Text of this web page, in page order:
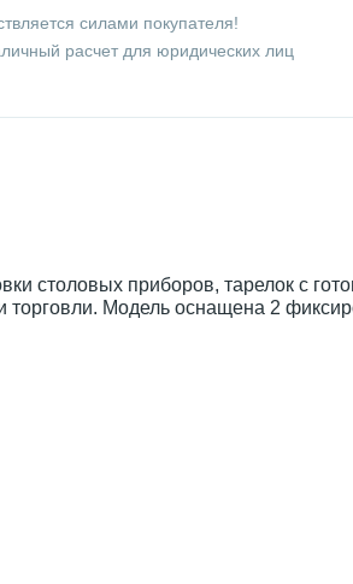
силами покупателя!
расчет для юридических лиц
столовых приборов, тарелок с
торговли. Модель оснащена 2